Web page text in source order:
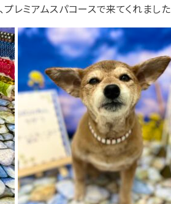
レミアムスパコースで来てくれました